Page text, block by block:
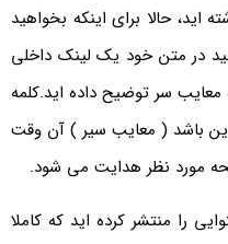
اید، حالا برای اینکه بخواهید
در متن خود یک لینک داخلی
سر توضیح داده اید.کلمه
باشد ( معایب سیر ) آن وقت
مورد نظر هدایت می شود.
را منتشر کرده اید که کاملا